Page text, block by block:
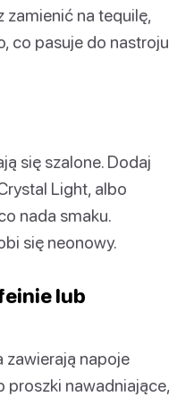
zamienić na tequilę,
co pasuje do nastroju
się szalone. Dodaj
Light, albo
nada smaku.
się neonowy.
lub
zawierają napoje
proszki nawadniające,